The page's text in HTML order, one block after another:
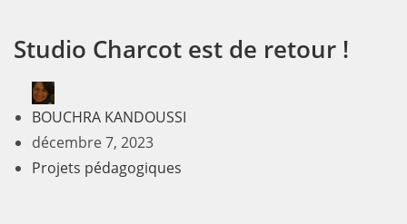
Studio Charcot est de retour !
BOUCHRA KANDOUSSI
décembre 7, 2023
Projets pédagogiques